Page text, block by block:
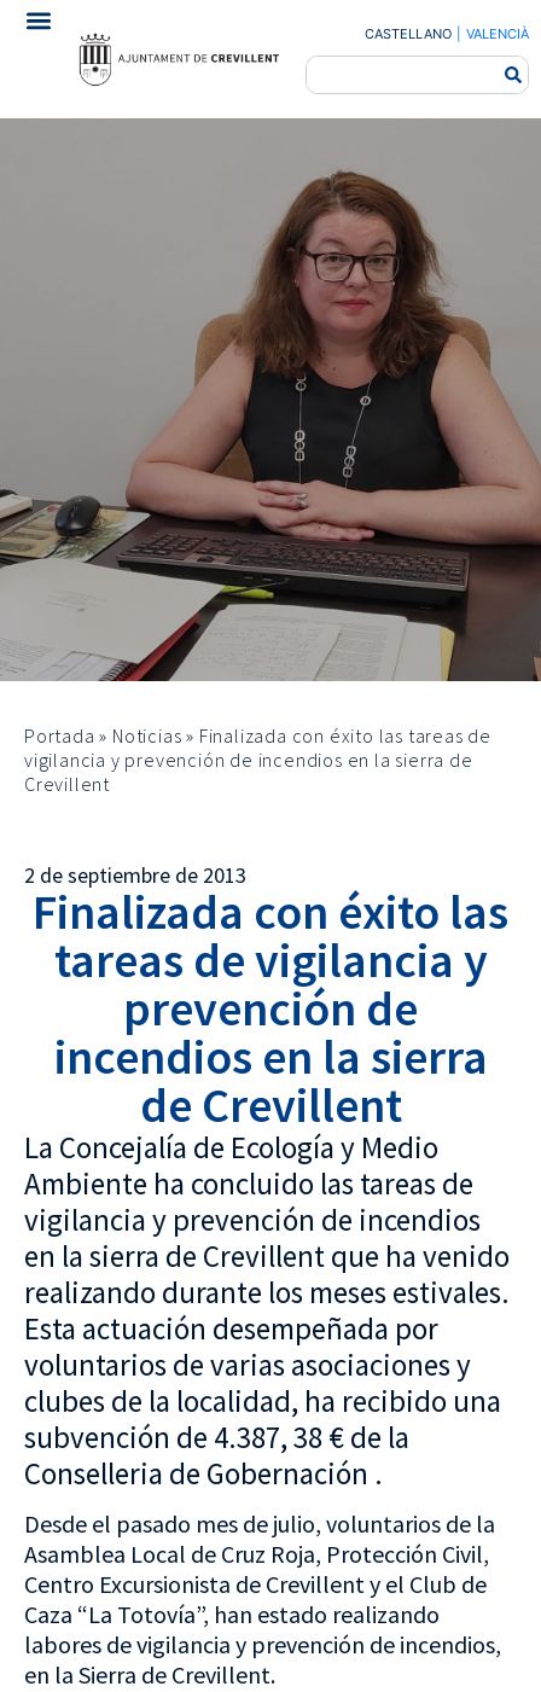
CASTELLANO VALENCIÀ
Portada » Noticias » Finalizada con éxito las tareas de
vigilancia y prevención de incendios en la sierra de
Crevillent
2 de septiembre de 2013
Finalizada con éxito las
tareas de vigilancia y
prevención de
incendios en la sierra
de Crevillent
La Concejalía de Ecología y Medio
Ambiente ha concluido las tareas de
vigilancia y prevención de incendios
en la sierra de Crevillent que ha venido
realizando durante los meses estivales.
Esta actuación desempeñada por
voluntarios de varias asociaciones y
clubes de la localidad, ha recibido una
subvención de 4.387, 38 € de la
Conselleria de Gobernación .
Desde el pasado mes de julio, voluntarios de la
Asamblea Local de Cruz Roja, Protección Civil,
Centro Excursionista de Crevillent y el Club de
Caza “La Totovía”, han estado realizando
labores de vigilancia y prevención de incendios,
en la Sierra de Crevillent.